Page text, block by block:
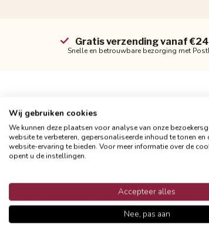
Gratis verzending vanaf
Snelle en betrouwbare bezorging met
Productomschrijving
Breng sfeer in jouw huis met dit prachtige glitter
Perfect voor de kerst en de feestdagen!
Het sierkussen heeft op de voorzijde een strook
ritssluiting. Mocht je de hoes willen wassen dan
zo blijft de hoes langer mooi en beter van vorm.
Wij gebruiken cookies
We kunnen deze plaatsen voor analyse van onze
website te verbeteren, gepersonaliseerde inhoud te tonen en
website-ervaring te bieden. Voor meer informatie over de
opent u de instellingen.
Accepteer alles
Nee, pas aan